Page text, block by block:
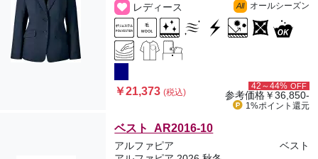
レディース
All オールシーズン
￥21,373(税込)
42～44% OFF
参考価格￥36,850-
1%ポイント 還元
ベスト AR2016-10
アルファピア
ベスト